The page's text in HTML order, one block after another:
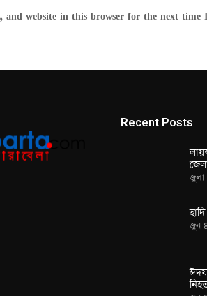
and website in this browser for the next time
Recent Posts
জুন